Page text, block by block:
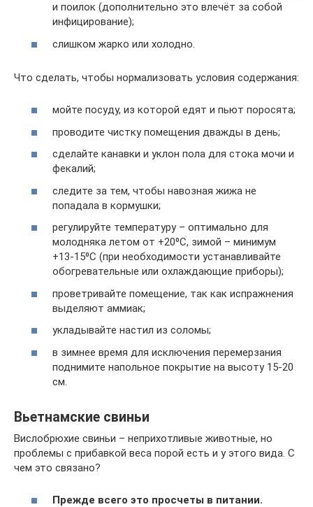
и поилок (дополнительно это влечёт за собой
инфицирование);
слишком жарко или холодно.
Что сделать, чтобы нормализовать условия содержания:
мойте посуду, из которой едят и пьют поросята;
проводите чистку помещения дважды в день;
сделайте канавки и уклон пола для стока мочи и
фекалий;
следите за тем, чтобы навозная жижа не
попадала в кормушки;
регулируйте температуру – оптимально для
молодняка летом от +20⁰С, зимой – минимум
+13-15⁰С (при необходимости устанавливайте
обогревательные или охлаждающие приборы);
проветривайте помещение, так как испражнения
выделяют аммиак;
укладывайте настил из соломы;
в зимнее время для исключения перемерзания
поднимите напольное покрытие на высоту 15-20
см.
Вьетнамские свиньи
Вислобрюхие свиньи – неприхотливые животные, но
проблемы с прибавкой веса порой есть и у этого вида. С
чем это связано?
Прежде всего это просчеты в питании.